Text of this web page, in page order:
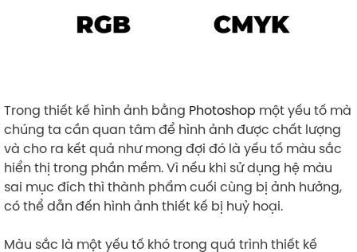
Trong thiết kế hình ảnh bằng Photoshop một yếu tố mà
chúng ta cần quan tâm để hình ảnh được chất lượng
và cho ra kết quả như mong đợi đó là yếu tố màu sắc
hiển thị trong phần mềm. Vì nếu khi sử dụng hệ màu
sai mục đích thì thành phẩm cuối cùng bị ảnh hưởng,
có thể dẫn đến hình ảnh thiết kế bị huỷ hoại.
Màu sắc là một yếu tố khó trong quá trình thiết kế